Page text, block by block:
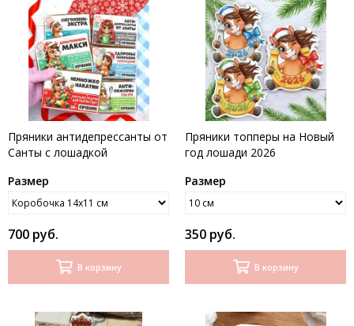
Пряники антидепрессанты от
Санты с лошадкой
Размер
700 руб.
В корзину
Пряники топперы на Новый
год лошади 2026
Размер
350 руб.
В корзину